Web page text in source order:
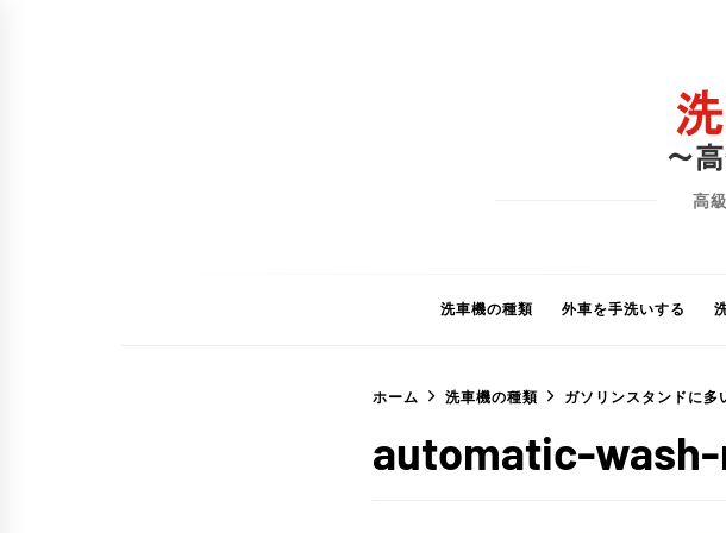
高
洗車機の種類 外車を手洗いする
ホーム 洗車機の種類 ガソリンスタンドに多
automatic-